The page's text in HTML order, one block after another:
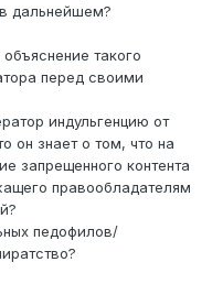
дальнейшем?
такого
перед своими
индульгенцию от
он знает о том, что на
запрещенного контента
правообладателям
педофилов/